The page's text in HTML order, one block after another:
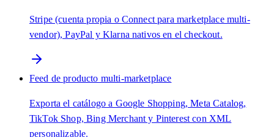
Stripe (cuenta propia o Connect para marketplace multi-
vendor), PayPal y Klarna nativos en el checkout.
Feed de producto multi-marketplace
Exporta el catálogo a Google Shopping, Meta Catalog,
TikTok Shop, Bing Merchant y Pinterest con XML
personalizable.